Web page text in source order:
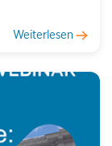
Weiterlesen